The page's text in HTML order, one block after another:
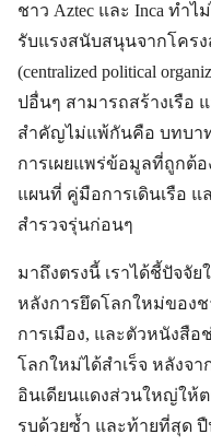
ชาว Aztec และ Inca ทำไ
รับแรงสนับสนุนจากโคร
(centralized political
ปอื่นๆ สามารถสร้างเรือ
สำคัญไม่แพ้กันคือ บทบาท
การเผยแพร่ข้อมูลที่ถูกต้อ
แผนที่ คู่มือการเดินเรือ
สำรวจรุ่นก่อนๆ
มาถึงตรงนี้ เราได้ชี้ปัจจัย
หลังการยึดโลกใหม่ของช
การเมือง, และตัวหนังสือ
โลกใหม่ได้สำเร็จ หลังจ
อินเดียนแดงส่วนใหญ่ให้
รบด้วยซ้ำ และท้ายที่สุด